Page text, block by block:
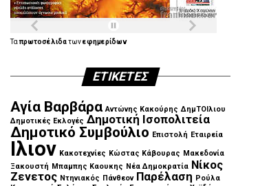
Ταπρωτοσέλιδατωνεφημερίδων
ΕΤΙΚΈΤΕΣ
Αγία Βαρβάρα Αντώνης Κακούρης ΔημΤΟΙλιου
Δημοτικές Εκλογές Δημοτική Ισοπολιτεία
Δημοτικό Συμβούλιο Επιστολή Εταιρεία
Ιλιον Κακοτεχνίες Κώστας Κάβουρας Μακεδονία
Ξακουστή Μπαμπης Καουκης Νέα Δημοκρατία Νίκος
Ζενετος Ντηνιακός Πάνθεον Παρέλαση Ρούλα